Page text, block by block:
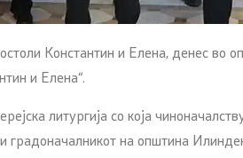
Константин и Елена, денес
и Елена“.
литургија со која
на општина